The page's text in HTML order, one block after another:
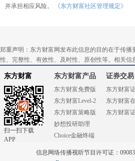
并承担相应风险。
《东方财富社区管理规定》
郑重声明：东方财富网发布此信息的目的在于传
性、完整性、有效性、及时性、原创性等。相关
东方财富
扫一扫下载
APP
东方财富产品
东方财富免费版
东方财富Level-2
东方财富策略版
妙想投研助理
Choice金融终端
证券交易
东方财富
东方财富
东方财富
信息网络传播视听节目许可证：